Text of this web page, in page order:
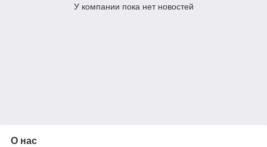
У компании пока нет новостей
О нас